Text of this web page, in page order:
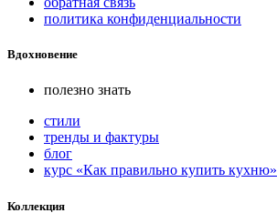
политика конфиденциальности
Вдохновение
полезно знать
стили
тренды и фактуры
блог
курс «Как правильно купить кухню»
Коллекция